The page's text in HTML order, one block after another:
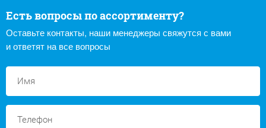
Есть вопросы по ассортименту?
Оставьте контакты, наши менеджеры свяжутся с вами
и ответят на все вопросы